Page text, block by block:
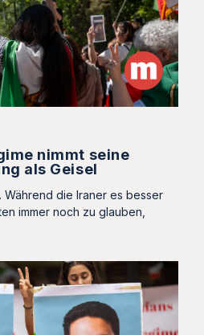
nimmt seine
als Geisel
Während die Iraner es besser
immer noch zu glauben,